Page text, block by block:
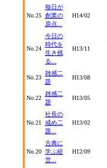
No.25
毎日が
創業の
原点...
H14/02
No.24
今日の
時代を
生き残
る...
H13/11
No.23
雑感二
題
H13/08
No.22
雑感二
題
H13/05
No.21
社長の
戒め二
題...
H13/02
No.20
古典に
学ぶ経
営...
H12/09